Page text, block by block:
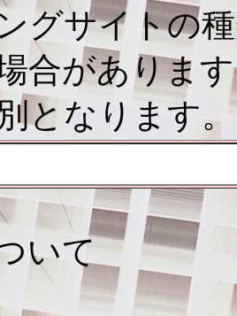
グサイトの
合がありま
となります。
いて